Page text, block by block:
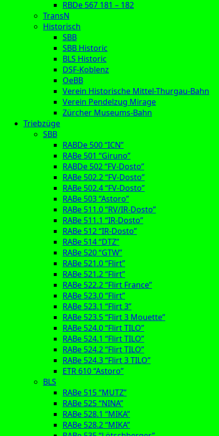
RBDe 567 181 – 182
TransN
Historisch
SBB
SBB Historic
BLS Historic
DSF-Koblenz
OeBB
Verein Historische Mittel-Thurgau-Bahn
Verein Pendelzug Mirage
Zürcher Museums-Bahn
Triebzüge
SBB
RABDe 500 “ICN”
RABe 501 “Giruno”
RABDe 502 “FV-Dosto”
RABe 502.2 “FV-Dosto”
RABe 502.4 “FV-Dosto”
RABe 503 “Astoro”
RABe 511.0 “RV/IR-Dosto”
RABe 511.1 “IR-Dosto”
RABe 512 “IR-Dosto”
RABe 514 “DTZ”
RABe 520 “GTW”
RABe 521.0 “Flirt”
RABe 521.2 “Flirt”
RABe 522.2 “Flirt France”
RABe 523.0 “Flirt”
RABe 523.1 “Flirt 3”
RABe 523.5 “Flirt 3 Mouette”
RABe 524.0 “Flirt TILO”
RABe 524.1 “Flirt TILO”
RABe 524.2 “Flirt TILO”
RABe 524.3 “Flirt 3 TILO”
ETR 610 “Astoro”
BLS
RABe 515 “MUTZ”
RABe 525 “NINA”
RABe 528.1 “MIKA”
RABe 528.2 “MIKA”